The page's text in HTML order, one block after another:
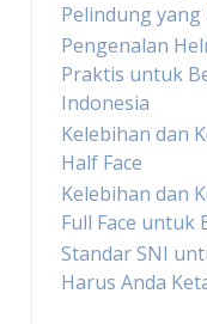
Pelindung
Pengenalan
Praktis untuk
Indonesia
Kelebihan dan
Half Face
Kelebihan dan
Full Face untuk
Standar SNI
Harus Anda